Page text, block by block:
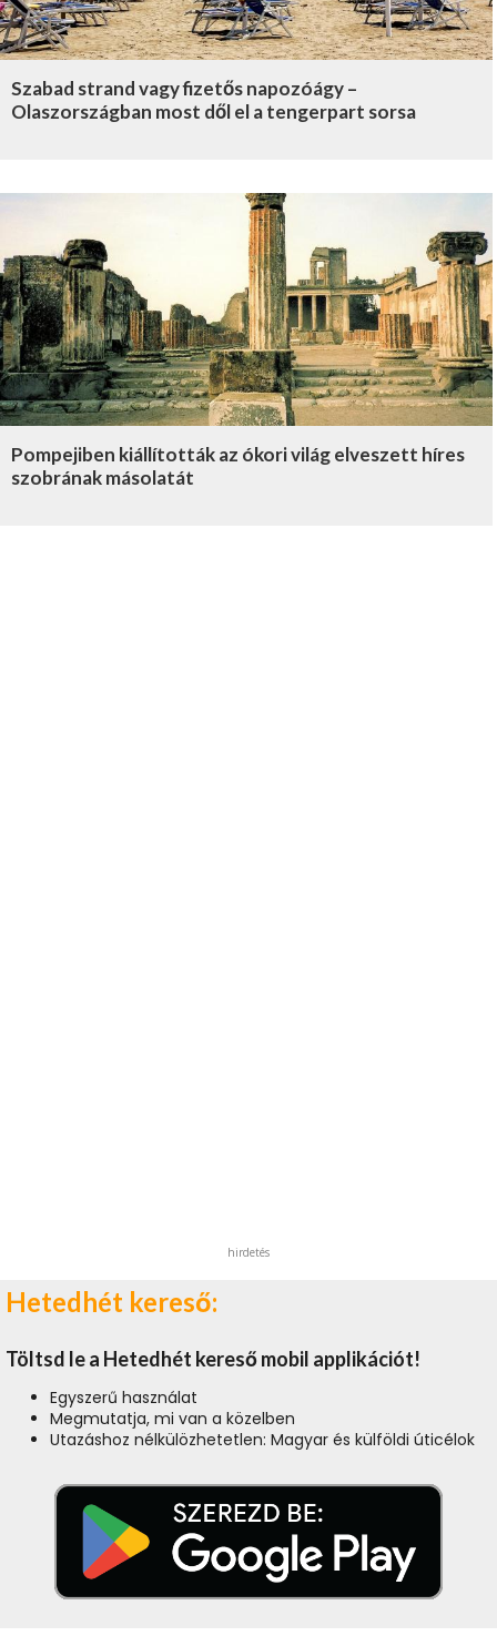
Szabad strand vagy fizetős napozóágy –
Olaszországban most dől el a tengerpart sorsa
Pompejiben kiállították az ókori világ elveszett híres
szobrának másolatát
hirdetés
Hetedhét kereső:
Töltsd le a Hetedhét kereső mobil applikációt!
Egyszerű használat
Megmutatja, mi van a közelben
Utazáshoz nélkülözhetetlen: Magyar és külföldi úticélok